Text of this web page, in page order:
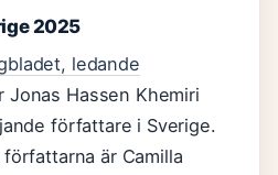
2025
ledande
Jonas Hassen Khemiri
författare i Sverige.
är Camilla